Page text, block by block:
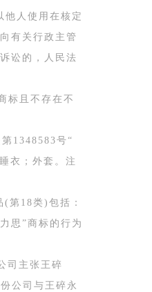
他人使用在核定
有关行政主管
讼的，人民法
标且不存在不
1348583号“
衣；外套。注
第18类)包括：
思”商标的行为
司主张王碎
公司与王碎永